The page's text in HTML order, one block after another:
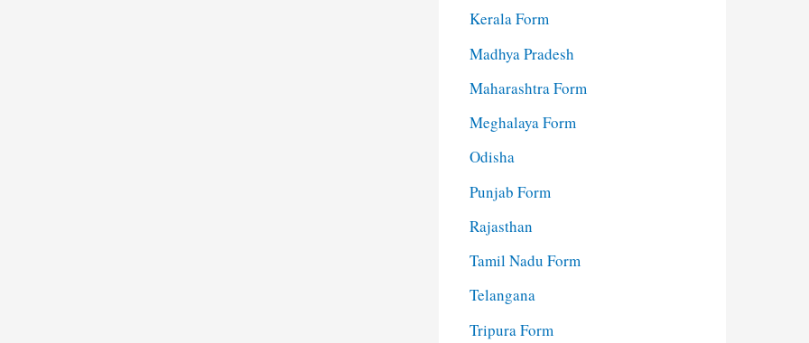
Kerala Form
Madhya Pradesh
Maharashtra Form
Meghalaya Form
Odisha
Punjab Form
Rajasthan
Tamil Nadu Form
Telangana
Tripura Form